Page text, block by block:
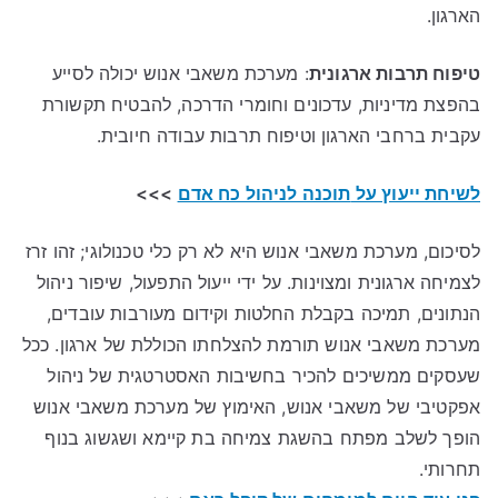
הארגון.
טיפוח תרבות ארגונית: מערכת משאבי אנוש יכולה לסייע
בהפצת מדיניות, עדכונים וחומרי הדרכה, להבטיח תקשורת
עקבית ברחבי הארגון וטיפוח תרבות עבודה חיובית.
לשיחת ייעוץ על תוכנה לניהול כח אדם >>>
לסיכום, מערכת משאבי אנוש היא לא רק כלי טכנולוגי; זהו זרז
לצמיחה ארגונית ומצוינות. על ידי ייעול התפעול, שיפור ניהול
הנתונים, תמיכה בקבלת החלטות וקידום מעורבות עובדים,
מערכת משאבי אנוש תורמת להצלחתו הכוללת של ארגון. ככל
שעסקים ממשיכים להכיר בחשיבות האסטרטגית של ניהול
אפקטיבי של משאבי אנוש, האימוץ של מערכת משאבי אנוש
הופך לשלב מפתח בהשגת צמיחה בת קיימא ושגשוג בנוף
תחרותי.